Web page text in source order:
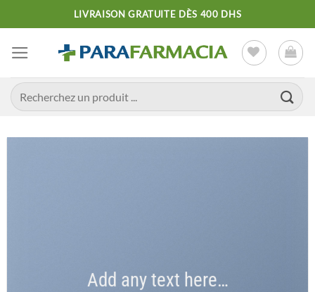
au
contenu
LIVRAISON GRATUITE DÈS 400 DHS
Recherche
pour :
Add any text here…